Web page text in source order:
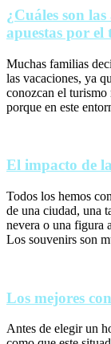
¿Cuáles son
apuestas por
Muchas familias
las vacaciones, ya
conozcan el
porque en este
El impacto de
Todos los hemos
de una ciudad, una
nevera o una figura
Los souvenirs son
Los mejores
Antes de elegir un